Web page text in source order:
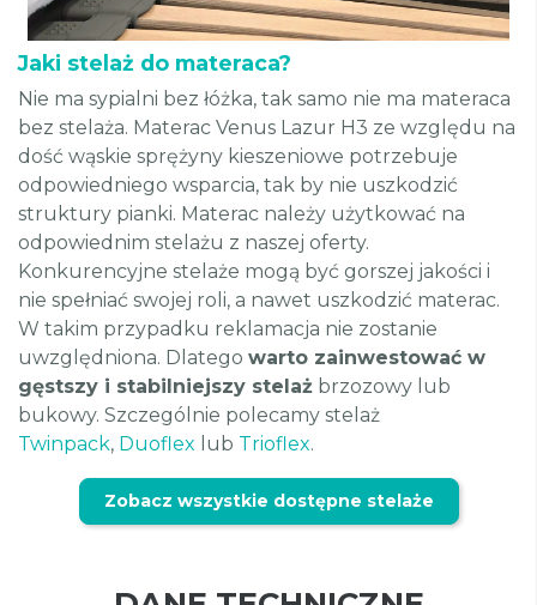
Jaki stelaż do materaca?
Nie ma sypialni bez łóżka, tak samo nie ma materaca
bez stelaża. Materac Venus Lazur H3 ze względu na
dość wąskie sprężyny kieszeniowe potrzebuje
odpowiedniego wsparcia, tak by nie uszkodzić
struktury pianki. Materac należy użytkować na
odpowiednim stelażu z naszej oferty.
Konkurencyjne stelaże mogą być gorszej jakości i
nie spełniać swojej roli, a nawet uszkodzić materac.
W takim przypadku reklamacja nie zostanie
uwzględniona. Dlatego warto zainwestować w
gęstszy i stabilniejszy stelaż brzozowy lub
bukowy. Szczególnie polecamy stelaż
Twinpack, Duoflex lub Trioflex.
Zobacz wszystkie dostępne stelaże